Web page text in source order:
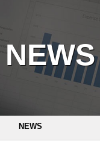
NEWS
NEWS